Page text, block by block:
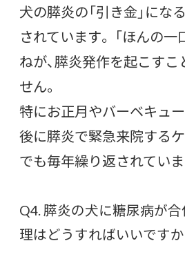
犬の膵炎の「引き金」にな
されています。 「ほんの一
ねが、膵炎発作を起こす
せん。
特にお正月やバーベキュ
後に膵炎で緊急来院する
でも毎年繰り返されていま
Q4. 膵炎の犬に糖尿病が合
理はどうすればいいですか